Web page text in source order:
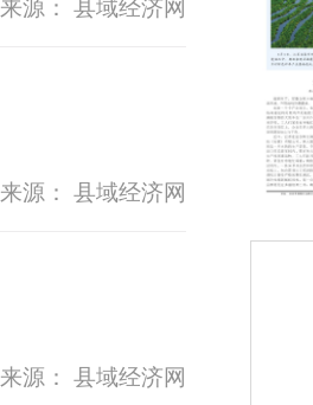
来源： 县域经济网
来源： 县域经济网
来源： 县域经济网